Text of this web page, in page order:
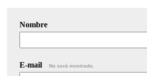
Nombre
E-mail No será mostrado.